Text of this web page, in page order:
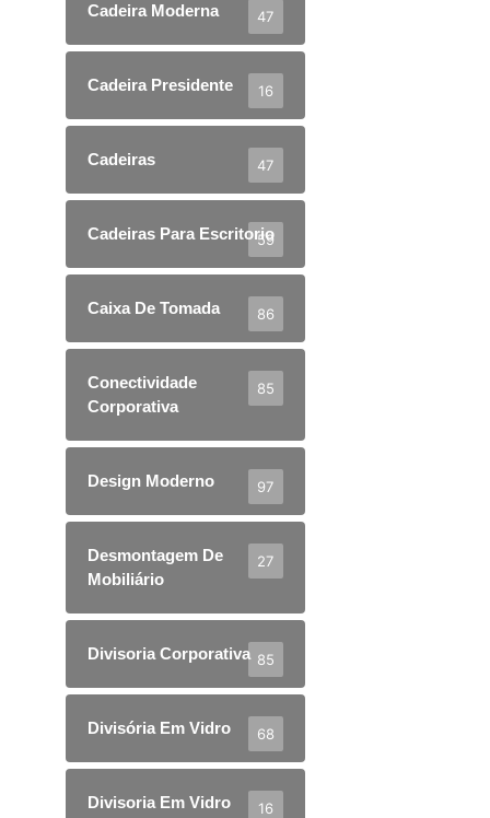
Cadeira Moderna 47
Cadeira Presidente 16
Cadeiras 47
Cadeiras Para Escritorio
59
Caixa De Tomada 86
Conectividade
Corporativa
85
Design Moderno 97
Desmontagem De
Mobiliário
27
Divisoria Corporativa 85
Divisória Em Vidro 68
Divisoria Em Vidro 16